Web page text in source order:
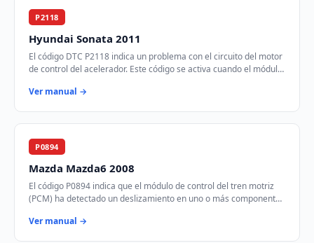
P2118
Hyundai Sonata 2011
El código DTC P2118 indica un problema con el circuito del motor
de control del acelerador. Este código se activa cuando el módulo
Ver manual →
P0894
Mazda Mazda6 2008
El código P0894 indica que el módulo de control del tren motriz
(PCM) ha detectado un deslizamiento en uno o más componentes
Ver manual →